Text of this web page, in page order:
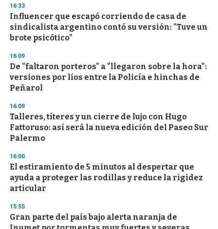
s
e
c
o
n
16:33
Influencer que escapó corriendo de casa de
sindicalista argentino contó su versión: "Tuve un
brote psicótico"
16:09
De "faltaron porteros" a "llegaron sobre la hora":
versiones por líos entre la Policía e hinchas de
Peñarol
16:09
Talleres, títeres y un cierre de lujo con Hugo
Fattoruso: así será la nueva edición del Paseo Sur
Palermo
16:00
El estiramiento de 5 minutos al despertar que
ayuda a proteger las rodillas y reduce la rigidez
articular
15:55
Gran parte del país bajo alerta naranja de